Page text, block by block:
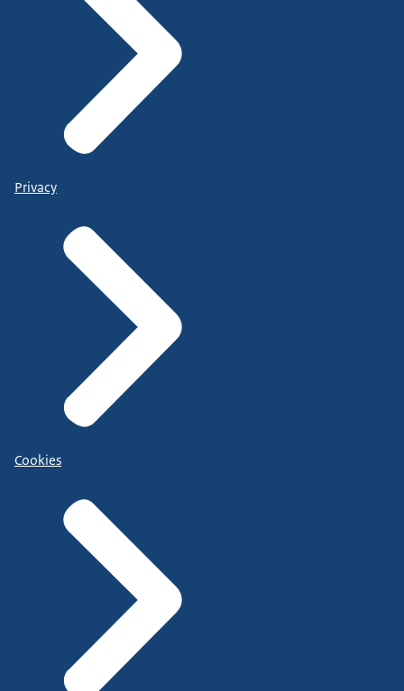
Privacy
Cookies